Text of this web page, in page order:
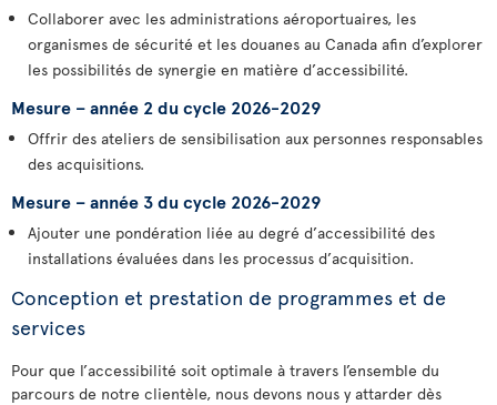
Collaborer avec les administrations aéroportuaires, les
organismes de sécurité et les douanes au Canada afin d’explorer
les possibilités de synergie en matière d’accessibilité.
Mesure – année 2 du cycle 2026-2029
Offrir des ateliers de sensibilisation aux personnes responsables
des acquisitions.
Mesure – année 3 du cycle 2026-2029
Ajouter une pondération liée au degré d’accessibilité des
installations évaluées dans les processus d’acquisition.
Conception et prestation de programmes et de
services
Pour que l’accessibilité soit optimale à travers l’ensemble du
parcours de notre clientèle, nous devons nous y attarder dès